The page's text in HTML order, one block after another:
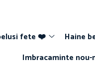
fete ❤️ Haine
Imbracaminte